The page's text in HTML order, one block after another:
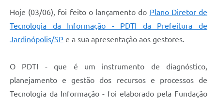
Hoje (03/06), foi feito o lançamento do Plano Diretor de
Tecnologia da Informação - PDTI da Prefeitura de
Jardinópolis/SP e a sua apresentação aos gestores.
O PDTI - que é um instrumento de diagnóstico,
planejamento e gestão dos recursos e processos de
Tecnologia da Informação - foi elaborado pela Fundação